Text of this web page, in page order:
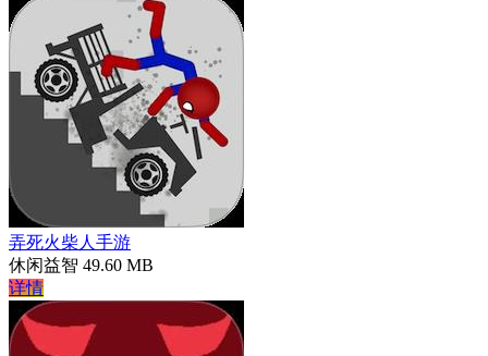
弄死火柴人手游
休闲益智 49.60 MB
详情